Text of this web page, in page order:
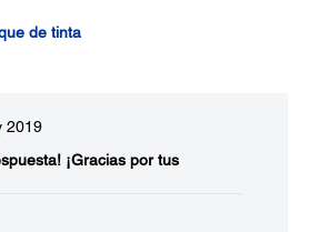
de tinta
2019
¡Gracias por tus